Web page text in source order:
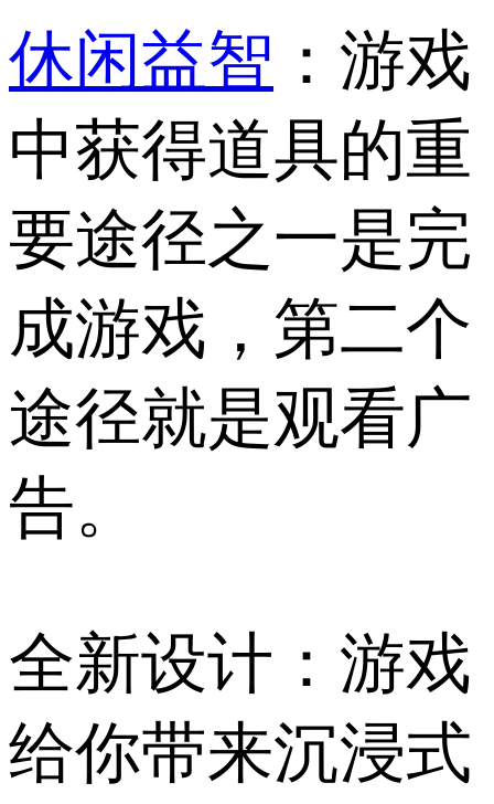
休闲益智 ：游戏
中获得道具的重
要途径之一是完
成游戏，第二个
途径就是观看广
告。
全新设计：游戏
给你带来沉浸式